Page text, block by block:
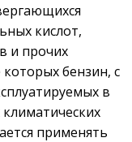
кислот,
и прочих
бензин, с
в
применять